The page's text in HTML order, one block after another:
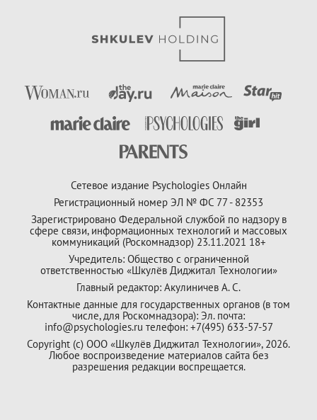
Сетевое издание Psychologies Онлайн
Регистрационный номер ЭЛ № ФС 77 - 82353
Зарегистрировано Федеральной службой по надзору в
сфере связи, информационных технологий и массовых
коммуникаций (Роскомнадзор) 23.11.2021 18+
Учредитель: Общество с ограниченной
ответственностью «Шкулёв Диджитал Технологии»
Главный редактор: Акулиничев А. С.
Контактные данные для государственных органов (в том
числе, для Роскомнадзора): Эл. почта:
info@psychologies.ru телефон: +7(495) 633-57-57
Copyright (с) ООО «Шкулёв Диджитал Технологии», 2026.
Любое воспроизведение материалов сайта без
разрешения редакции воспрещается.